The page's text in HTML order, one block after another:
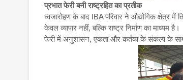
प्रभात फेरी बनी राष्ट्रहित का प्रतीक
ध्वजारोहण के बाद IBA परिवार ने औद्योगिक क्षेत्र
केवल व्यापार नहीं, बल्कि राष्ट्र निर्माण का माध्यम है।
फेरी में अनुशासन, एकता और कर्तव्य के संकल्प के साथ